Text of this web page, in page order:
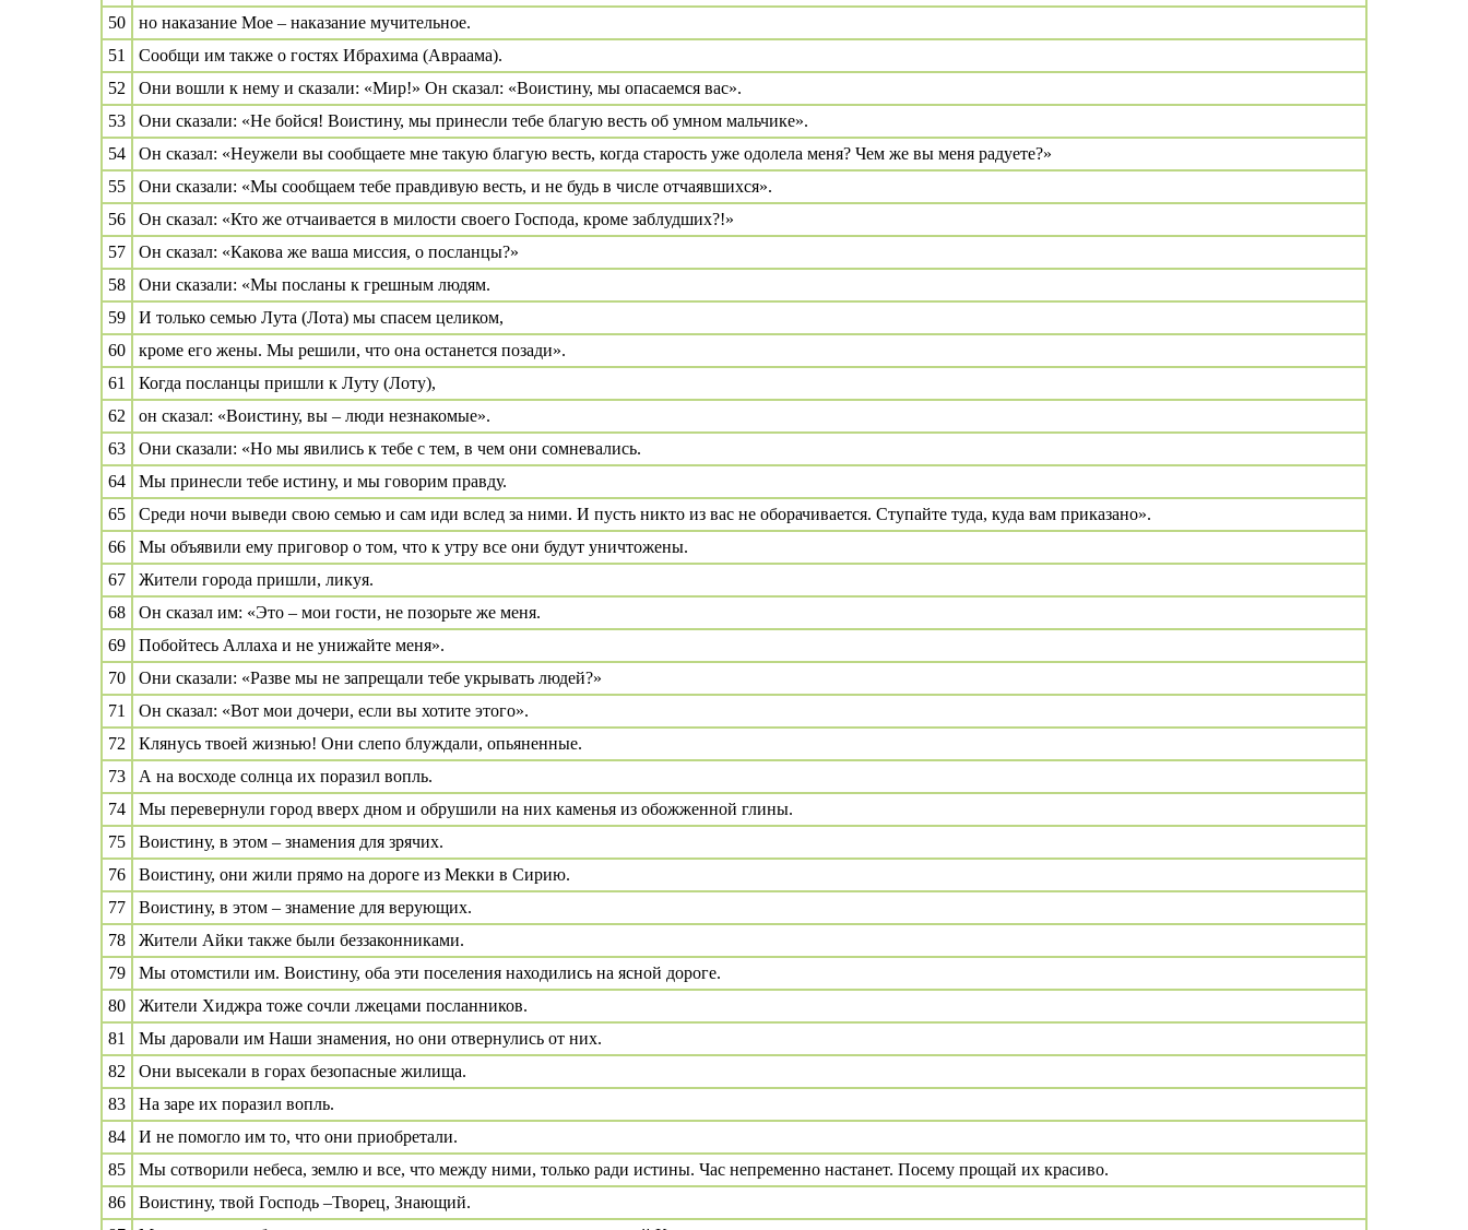
50
но наказание Мое – наказание мучительное.
51
Сообщи им также о гостях Ибрахима (Авраама).
52
Они вошли к нему и сказали: «Мир!» Он сказал: «Воистину, мы опасаемся вас».
53
Они сказали: «Не бойся! Воистину, мы принесли тебе благую весть об умном мальчике».
54
Он сказал: «Неужели вы сообщаете мне такую благую весть, когда старость уже одолела меня? Чем же вы меня радуете?»
55
Они сказали: «Мы сообщаем тебе правдивую весть, и не будь в числе отчаявшихся».
56
Он сказал: «Кто же отчаивается в милости своего Господа, кроме заблудших?!»
57
Он сказал: «Какова же ваша миссия, о посланцы?»
58
Они сказали: «Мы посланы к грешным людям.
59
И только семью Лута (Лота) мы спасем целиком,
60
кроме его жены. Мы решили, что она останется позади».
61
Когда посланцы пришли к Луту (Лоту),
62
он сказал: «Воистину, вы – люди незнакомые».
63
Они сказали: «Но мы явились к тебе с тем, в чем они сомневались.
64
Мы принесли тебе истину, и мы говорим правду.
65
Среди ночи выведи свою семью и сам иди вслед за ними. И пусть никто из вас не оборачивается. Ступайте туда, куда вам приказано».
66
Мы объявили ему приговор о том, что к утру все они будут уничтожены.
67
Жители города пришли, ликуя.
68
Он сказал им: «Это – мои гости, не позорьте же меня.
69
Побойтесь Аллаха и не унижайте меня».
70
Они сказали: «Разве мы не запрещали тебе укрывать людей?»
71
Он сказал: «Вот мои дочери, если вы хотите этого».
72
Клянусь твоей жизнью! Они слепо блуждали, опьяненные.
73
А на восходе солнца их поразил вопль.
74
Мы перевернули город вверх дном и обрушили на них каменья из обожженной глины.
75
Воистину, в этом – знамения для зрячих.
76
Воистину, они жили прямо на дороге из Мекки в Сирию.
77
Воистину, в этом – знамение для верующих.
78
Жители Айки также были беззаконниками.
79
Мы отомстили им. Воистину, оба эти поселения находились на ясной дороге.
80
Жители Хиджра тоже сочли лжецами посланников.
81
Мы даровали им Наши знамения, но они отвернулись от них.
82
Они высекали в горах безопасные жилища.
83
На заре их поразил вопль.
84
И не помогло им то, что они приобретали.
85
Мы сотворили небеса, землю и все, что между ними, только ради истины. Час непременно настанет. Посему прощай их красиво.
86
Воистину, твой Господь –Творец, Знающий.